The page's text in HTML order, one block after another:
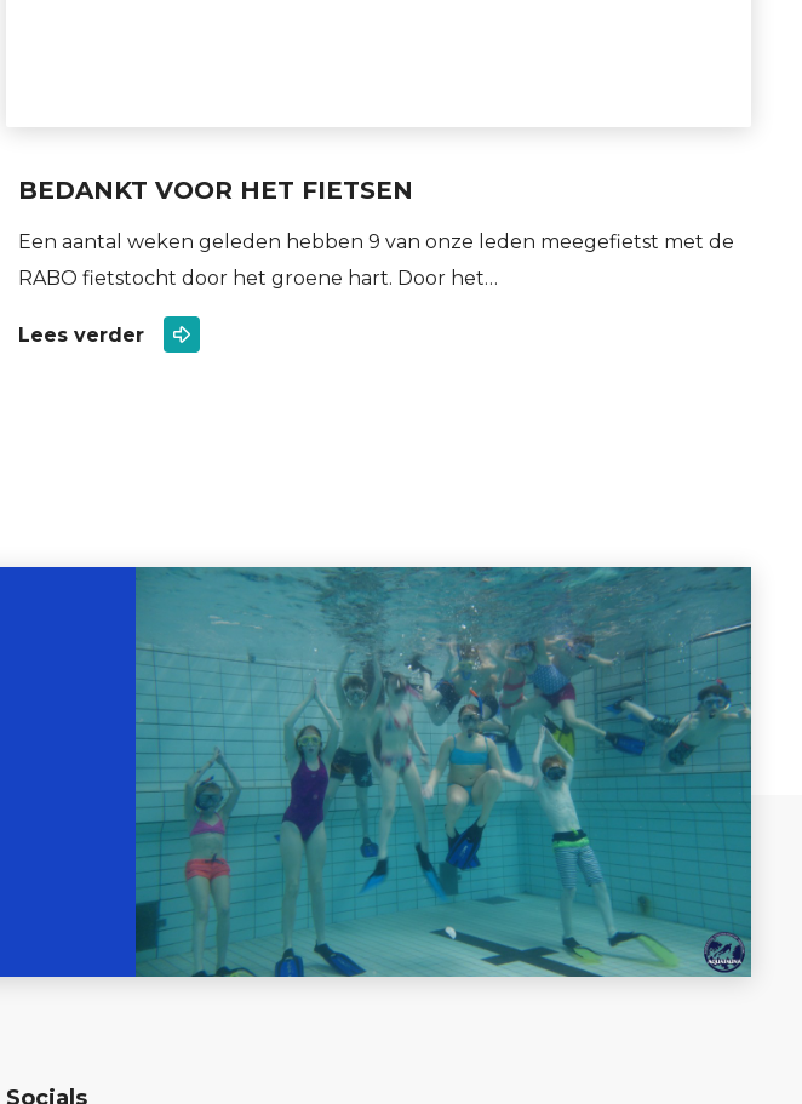
BEDANKT VOOR HET FIETSEN
Een aantal weken geleden hebben 9 van onze leden meegefietst met de
RABO fietstocht door het groene hart. Door het…
Lees verder
Socials